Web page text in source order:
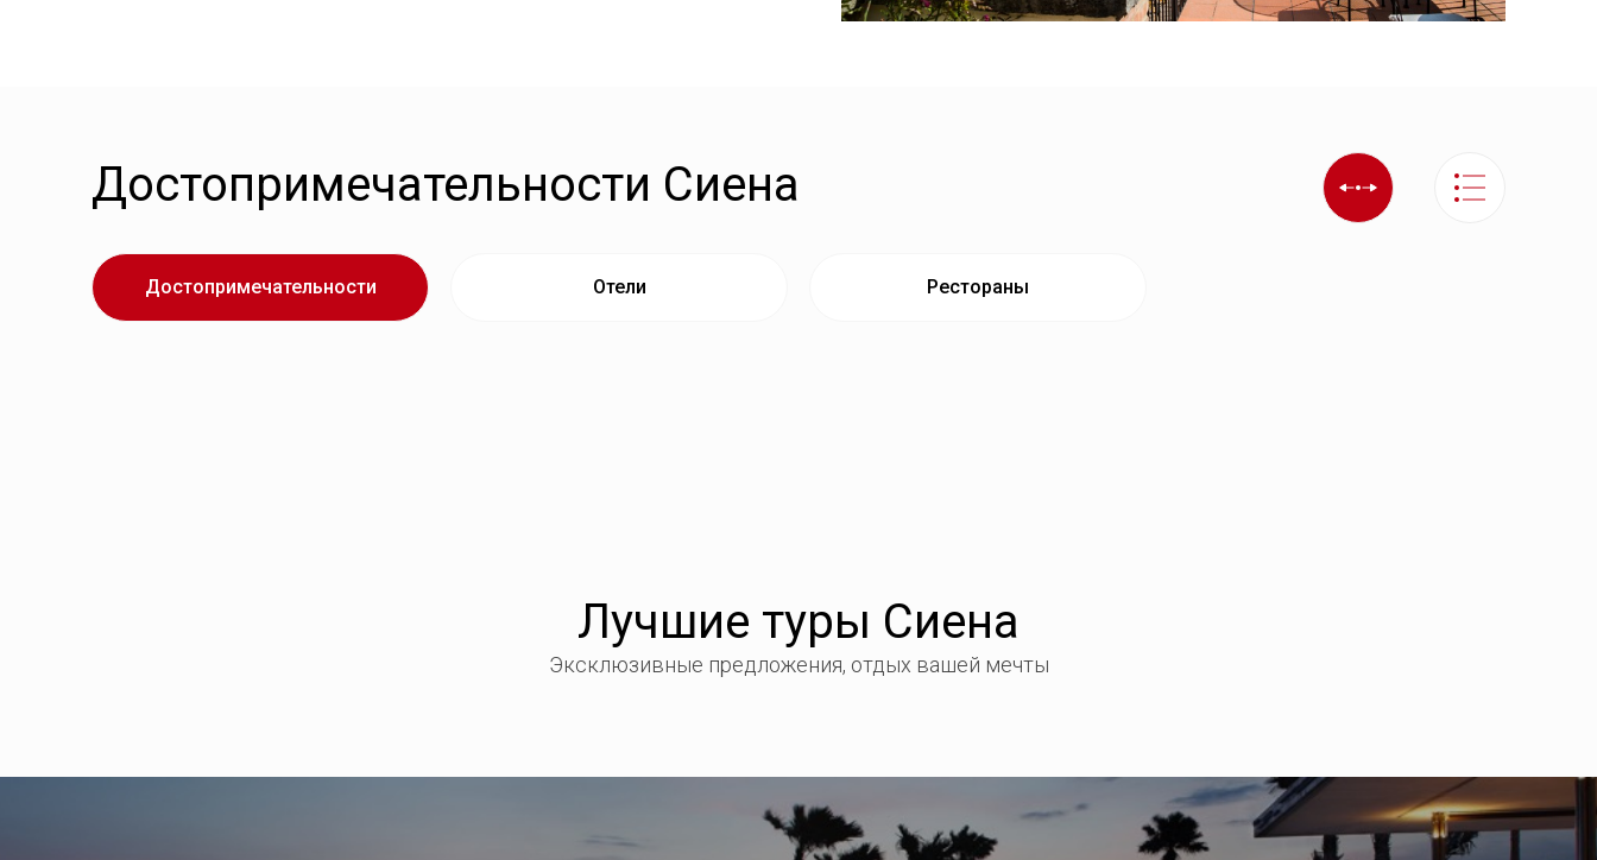
Достопримечательности Сиена
Достопримечательности Отели Рестораны
Лучшие туры Сиена
Эксклюзивные предложения, отдых вашей мечты